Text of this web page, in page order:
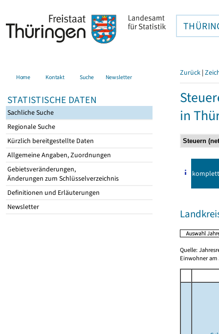
Home Kontakt Suche Newsletter
STATISTISCHE DATEN
Sachliche Suche
Regionale Suche
Kürzlich bereitgestellte Daten
Allgemeine Angaben, Zuordnungen
Gebietsveränderungen,
Änderungen zum Schlüsselverzeichnis
Definitionen und Erläuterungen
Newsletter
Zurück |
in
komplett
Quelle:
Einwohner am